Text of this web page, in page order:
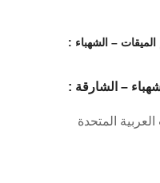
– الشهباء :
– الشارقة :
المتحدة